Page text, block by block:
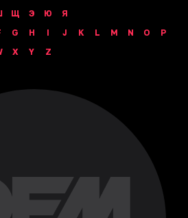
Щ Э Ю
Я
G H I J K L M N O
P
X Y Z